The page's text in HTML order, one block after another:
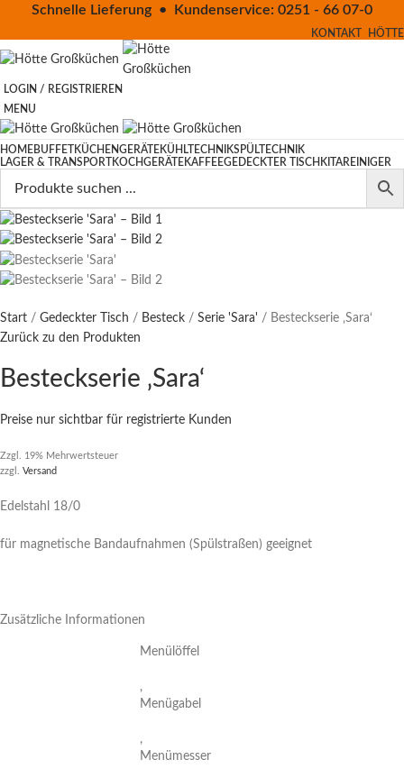
Schnelle Lieferung • Kundenservice: 0251 - 66 07-0
KONTAKT HÖTTE
LOGIN / REGISTRIEREN
MENU
HOMEBUFFET KÜCHENGERÄTEKÜHLTECHNIKSPÜLTECHNIK
LAGER & TRANSPORT
KOCHGERÄTEKAFFEEGEDECKTER TISCH KITAREINIGER
Start Gedeckter Tisch Besteck Serie 'Sara'
Besteckserie ‚Sara‘
Zurück zu den Produkten
Besteckserie ‚Sara‘
Preise nur sichtbar für registrierte Kunden
Zzgl. 19% Mehrwertsteuer
zzgl. Versand
Edelstahl 18/0
für magnetische Bandaufnahmen (Spülstraßen) geeignet
Zusätzliche Informationen
Menülöffel
,
Menügabel
,
Menümesser